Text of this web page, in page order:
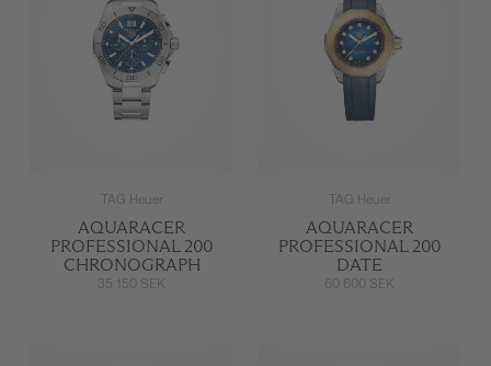
TAG Heuer
AQUARACER
PROFESSIONAL 200
CHRONOGRAPH
35 150 SEK
TAG Heuer
AQUARACER
PROFESSIONAL 200
DATE
60 600 SEK